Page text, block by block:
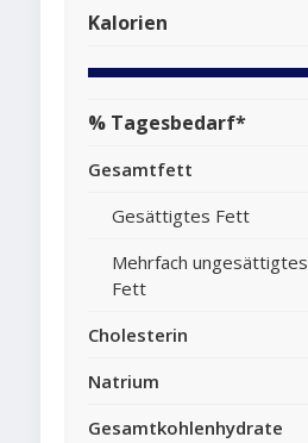
Kalorien
% Tagesbedarf*
Gesamtfett
Gesättigtes Fett
Mehrfach ungesättigtes
Fett
Cholesterin
Natrium
Gesamtkohlenhydrate